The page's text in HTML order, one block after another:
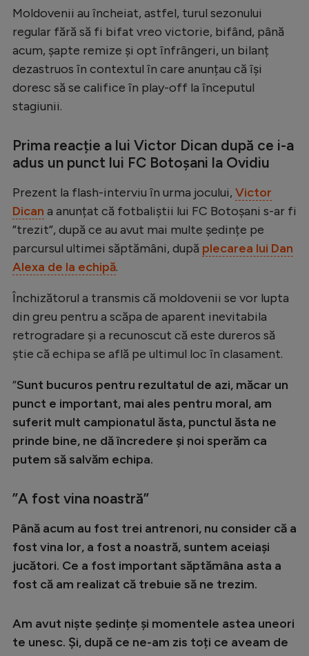
Tenis
Handbal
Formula 1
Gimnastică
Auto
Rugby
Ciclism
Alte sporturi
JO 2024
JO 2026
Intră în cont
Creează cont
Moldovenii au încheiat, astfel, turul sezonului
regular fără să fi bifat vreo victorie, bifând, până
acum, șapte remize și opt înfrângeri, un bilanț
dezastruos în contextul în care anunțau că își
doresc să se califice în play-off la începutul
stagiunii.
Prima reacție a lui Victor Dican după ce i-a
adus un punct lui FC Botoșani la Ovidiu
Prezent la flash-interviu în urma jocului, Victor
Dican a anunțat că fotbaliștii lui FC Botoșani s-ar fi
”trezit”, după ce au avut mai multe ședințe pe
parcursul ultimei săptămâni, după plecarea lui Dan
Alexa de la echipă.
Închizătorul a transmis că moldovenii se vor lupta
din greu pentru a scăpa de aparent inevitabila
retrogradare și a recunoscut că este dureros să
știe că echipa se află pe ultimul loc în clasament.
”Sunt bucuros pentru rezultatul de azi, măcar un
punct e important, mai ales pentru moral, am
suferit mult campionatul ăsta, punctul ăsta ne
prinde bine, ne dă încredere și noi sperăm ca
putem să salvăm echipa.
”A fost vina noastră”
Până acum au fost trei antrenori, nu consider că a
fost vina lor, a fost a noastră, suntem aceiași
jucători. Ce a fost important săptămâna asta a
fost că am realizat că trebuie să ne trezim.
Am avut niște ședințe și momentele astea uneori
te unesc. Și, după ce ne-am zis toți ce aveam de